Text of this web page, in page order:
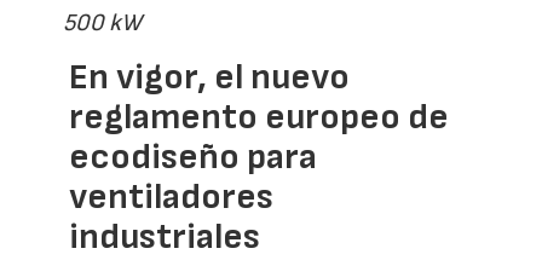
500 kW
En vigor, el nuevo
reglamento europeo de
ecodiseño para
ventiladores
industriales